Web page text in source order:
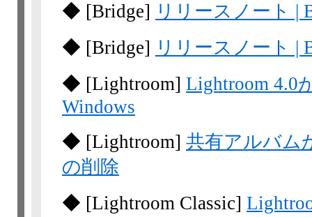
◆ [Bridge] リリースノート |
◆ [Bridge] リリースノート |
◆ [Lightroom] Lightroom 4.0
Windows
◆ [Lightroom] 共有アルバム
の削除
◆ [Lightroom Classic]